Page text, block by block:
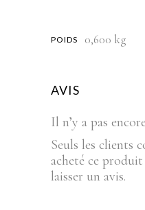
POIDS 0,600 kg
AVIS
Il n’y a pas
Seuls les clients
acheté ce
laisser un avis.